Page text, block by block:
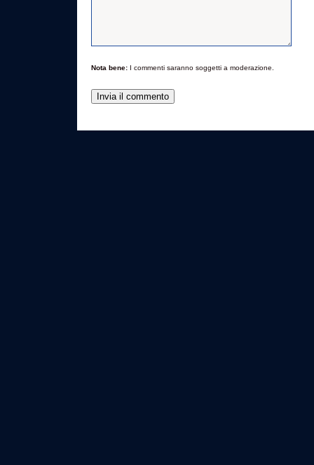
Nota bene: I commenti saranno soggetti a moderazione.